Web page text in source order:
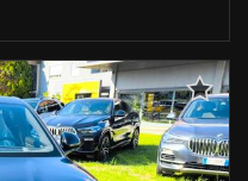
pastello • 5 Porte • ABS •
• Airbag testa •
in lega • Chiusura
Control • Fendinebbia •
Control • Regolazione
• Servosterzo •